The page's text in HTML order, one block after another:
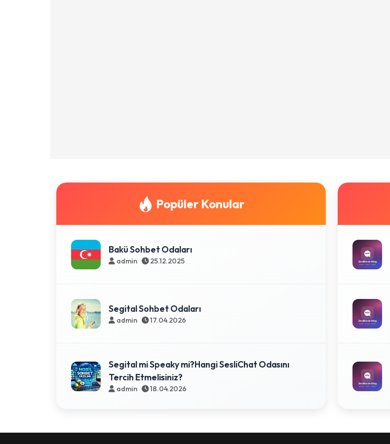
Popüler Konular
Bakü Sohbet Odaları
admin 25.12.2025
Segital Sohbet Odaları
admin 17.04.2026
Segital mi Speaky mi?Hangi SesliChat Odasını
Tercih Etmelisiniz?
admin 18.04.2026